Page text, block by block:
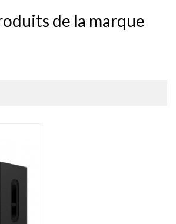
de la marque